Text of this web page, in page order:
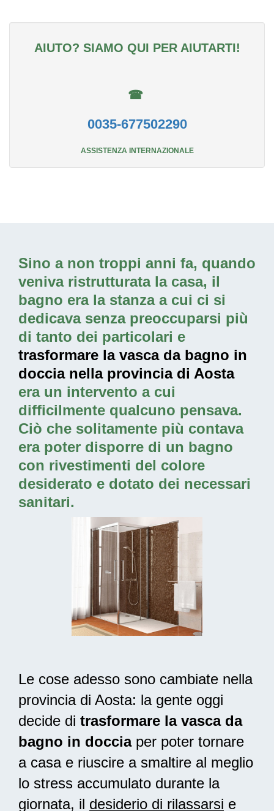
AIUTO? SIAMO QUI PER AIUTARTI!
☎
0035-677502290
ASSISTENZA INTERNAZIONALE
Sino a non troppi anni fa, quando
veniva ristrutturata la casa, il
bagno era la stanza a cui ci si
dedicava senza preoccuparsi più
di tanto dei particolari e
trasformare la vasca da bagno in
doccia nella provincia di Aosta
era un intervento a cui
difficilmente qualcuno pensava.
Ciò che solitamente più contava
era poter disporre di un bagno
con rivestimenti del colore
desiderato e dotato dei necessari
sanitari.
Le cose adesso sono cambiate nella
provincia di Aosta: la gente oggi
decide di trasformare la vasca da
bagno in docciaper poter tornare
a casa e riuscire a smaltire al meglio
lo stress accumulato durante la
giornata, il desiderio di rilassarsi e